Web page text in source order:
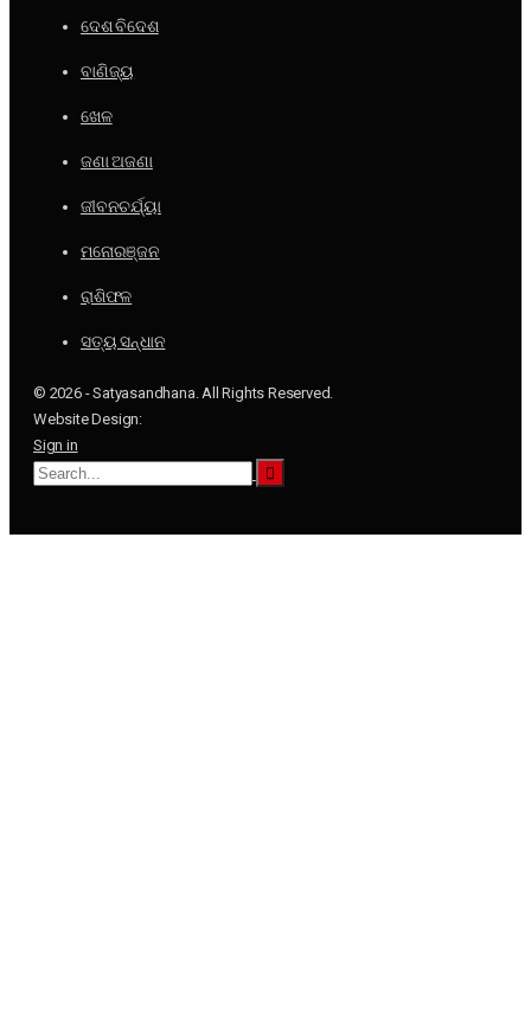
ଦେଶ ବିଦେଶ
ବାଣିଜ୍ୟ
ଖେଳ
ଜଣା ଅଜଣା
ଜୀବନଚର୍ଯ୍ୟା
ମନୋରଞ୍ଜନ
ରାଶିଫଳ
ସତ୍ୟ ସନ୍ଧାନ
© 2026 - Satyasandhana. All Rights Reserved.
Website Design:
Sign in